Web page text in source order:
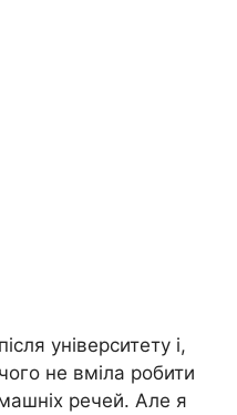
університету і,
не вміла робити
речей. Але я